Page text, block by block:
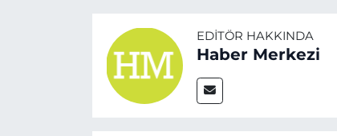
EDITÖR HAKKINDA
Haber Merkezi